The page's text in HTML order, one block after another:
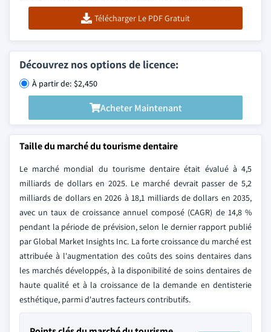
Télécharger Le PDF Gratuit
Découvrez nos options de licence:
À partir de: $2,450
Acheter Maintenant
Taille du marché du tourisme dentaire
Le marché mondial du tourisme dentaire était évalué à 4,5
milliards de dollars en 2025. Le marché devrait passer de 5,2
milliards de dollars en 2026 à 18,1 milliards de dollars en 2035,
avec un taux de croissance annuel composé (CAGR) de 14,8 %
pendant la période de prévision, selon le dernier rapport publié
par Global Market Insights Inc. La forte croissance du marché est
attribuée à l'augmentation des coûts des soins dentaires dans
les marchés développés, à la disponibilité de soins dentaires de
haute qualité et à la croissance de la demande en dentisterie
esthétique, parmi d'autres facteurs contributifs.